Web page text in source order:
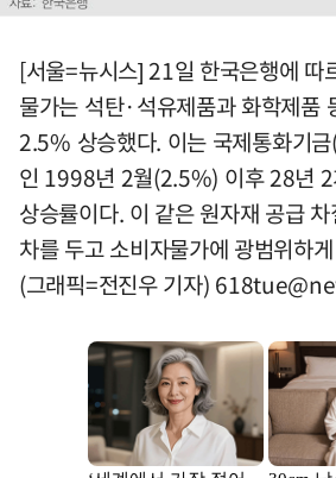
[서울=뉴시스] 21일 한국은행에 따
물가는 석탄·석유제품과 화학제품
2.5% 상승했다. 이는 국제통화기
인 1998년 2월(2.5%) 이후 28년 2
상승률이다. 이 같은 원자재 공급
차를 두고 소비자물가에 광범위하
(그래픽=전진우 기자)